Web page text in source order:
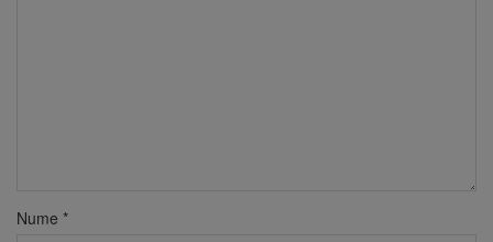
Nume *